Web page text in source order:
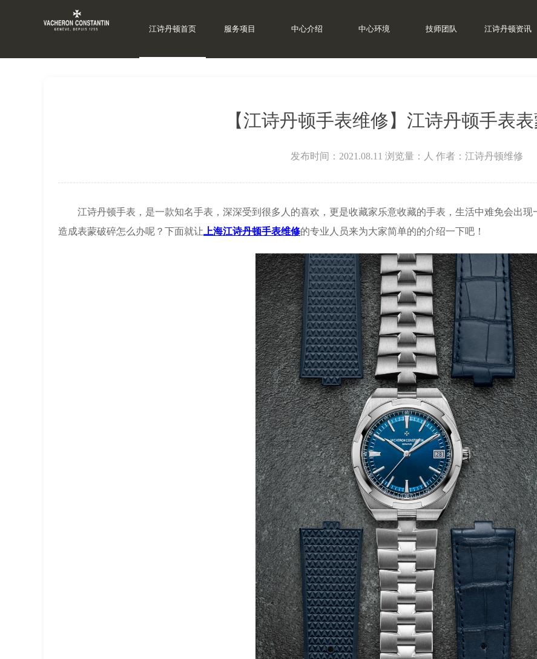
江诗丹顿首页 服务项目 中心介绍 中心环境 技师团队 江诗丹顿资讯
【江诗丹顿手表维修】江诗丹顿手表
发布时间：2021.08.11 浏览量： 人 作者：江诗丹顿维修
江诗丹顿手表，是一款知名手表，深深受到很多人的喜欢，更是收藏家乐意收藏的手表，生活中难免会出现
造成表蒙破碎怎么办呢？下面就让 上海江诗丹顿手表维修的专业人员来为大家简单的的介绍一下吧！